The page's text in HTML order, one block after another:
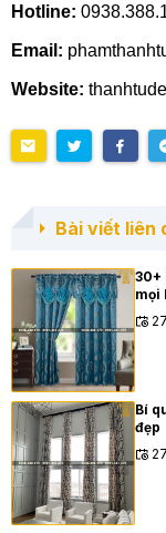
Hotline:
Email:
Website:
Bài viết liên
30+
mọi
Bí
đẹp